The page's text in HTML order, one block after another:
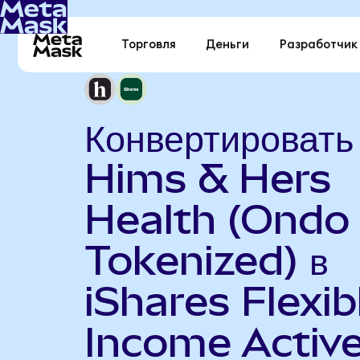
Торговля Деньги Разработчик
Конвертировать
Hims & Hers
Health (Ondo
Tokenized) в
iShares
Income